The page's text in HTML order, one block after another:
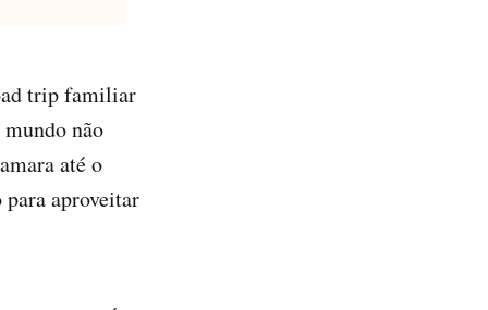
trip familiar
não
até o
aproveitar